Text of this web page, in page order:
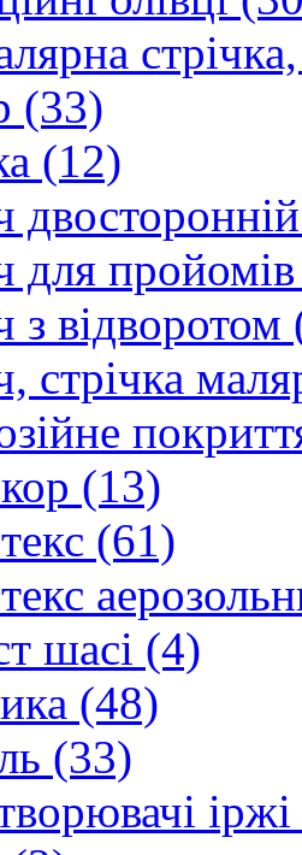
(33)
(12)
для
з відворотом
стрічка
(13)
(61)
шасі (4)
(48)
(33)